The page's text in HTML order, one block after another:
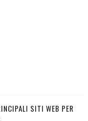
SITI WEB PER